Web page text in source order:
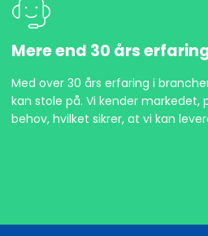
Mere end 30 års
Med over 30 års erfaring i
kan stole på. Vi kender markedet,
behov, hvilket sikrer, at vi kan